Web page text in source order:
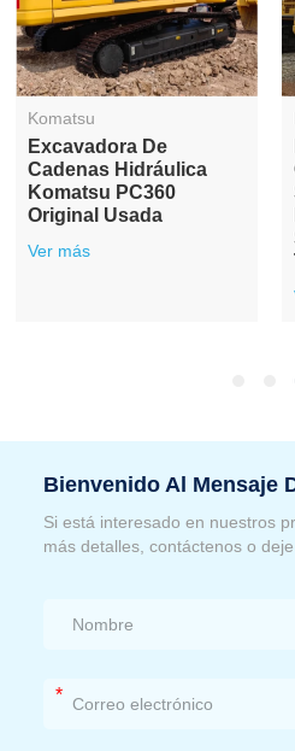
Komatsu
Excavadora De
Cadenas Hidráulica
Komatsu PC360
Original Usada
Ver más
Bienvenido Al Mensaje
Si está interesado en nuestros
más detalles, contáctenos o
*